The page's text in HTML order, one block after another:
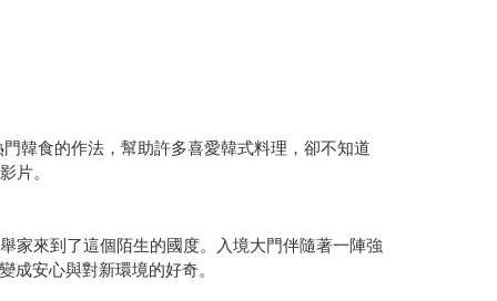
韓食的作法，幫助許多喜愛韓式料理，卻不知道
片。
家來到了這個陌生的國度。入境大門伴隨著一陣強
成安心與對新環境的好奇。